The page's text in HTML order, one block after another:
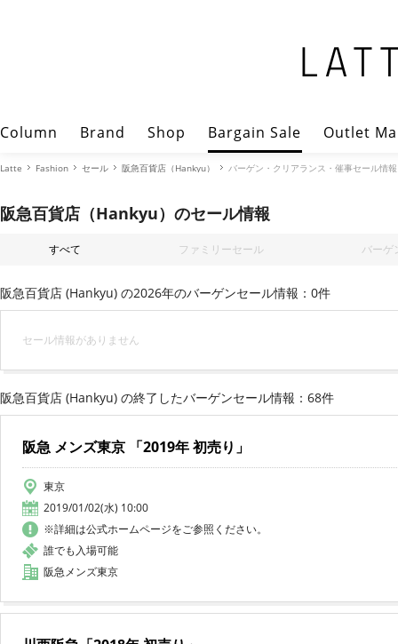
Column Brand Shop Bargain Sale Outlet
Latte Fashion セール 阪急百貨店（Hankyu） バーゲン・クリアランス・催事セール情報
阪急百貨店（Hankyu）のセール情報
すべて ファミリーセール バーゲ
阪急百貨店 (Hankyu) の2026年のバーゲンセール情報：0件
セール情報がありません
阪急百貨店 (Hankyu) の終了したバーゲンセール情報：68件
阪急 メンズ東京 「2019年 初売り」
東京
2019/01/02(水) 10:00
※詳細は公式ホームページをご参照ください。
誰でも入場可能
阪急メンズ東京